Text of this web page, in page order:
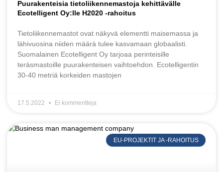
Puurakenteisia tietoliikennemastoja kehittävälle
Ecotelligent Oy:lle H2020 -rahoitus
Tietoliikennemastot ovat näkyvä elementti maisemassa ja
lähivuosina niiden määrä tulee kasvamaan globaalisti.
Suomalainen Ecotelligent Oy tarjoaa perinteisille
teräsmastoille puurakenteisen vaihtoehdon. Ecotelligentin
30-40 metriä korkeiden mastojen
17.5.2022 Ei kommentteja
EU-PROJEKTIT JA -RAHOITUS